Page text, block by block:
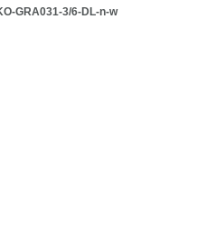
GRA031-3/6-DL-n-w